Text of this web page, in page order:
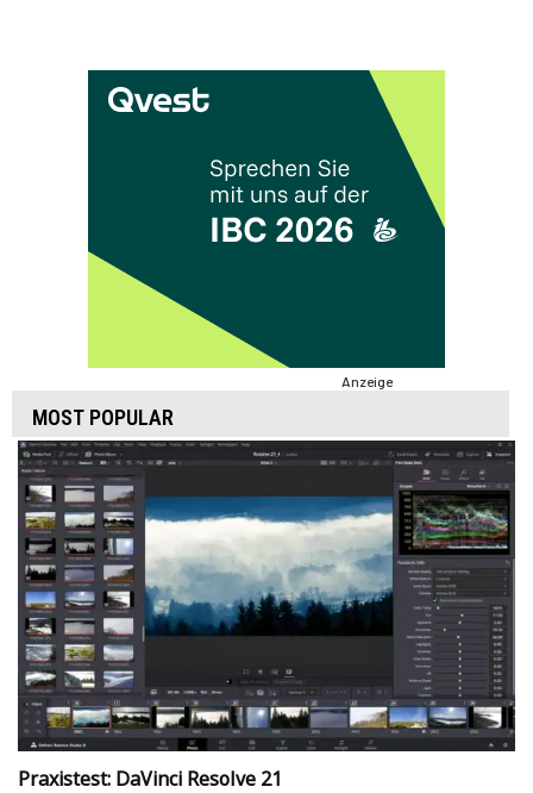
Anzeige
MOST POPULAR
Praxistest: DaVinci Resolve 21